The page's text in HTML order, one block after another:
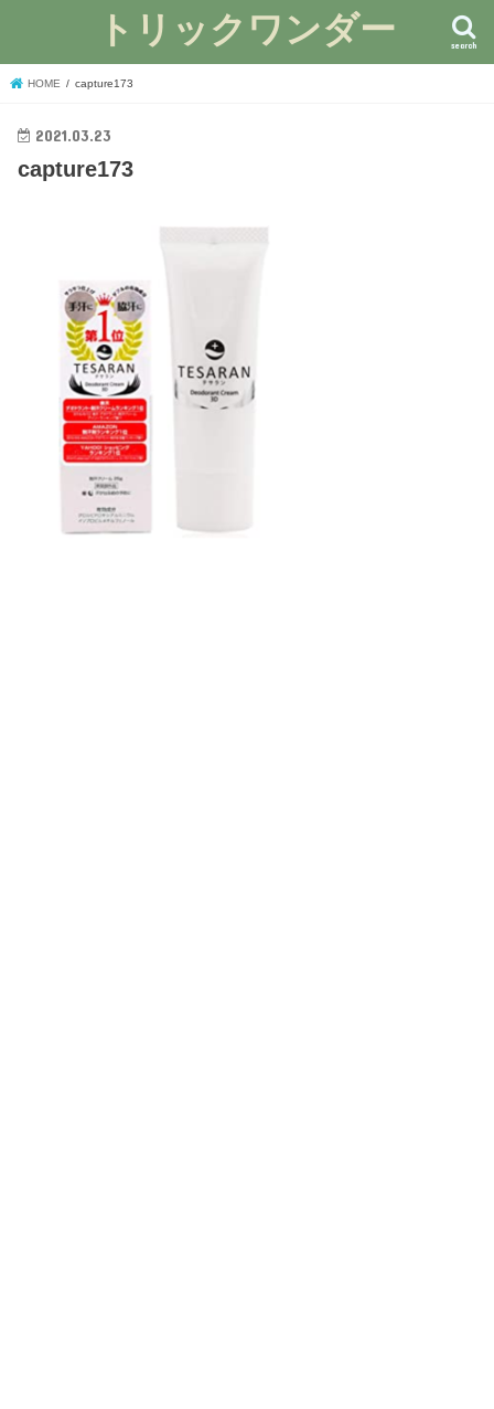
トリックワンダー search
HOME capture173
2021.03.23
capture173